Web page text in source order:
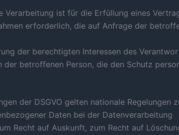
Verarbeitung ist für die Erfüllung eines
erforderlich, die auf Anfrage der
der berechtigten Interessen des
betroffenen Person, die den Schutz
der DSGVO gelten nationale Regelungen
Daten bei der Datenverarbeitung
Recht auf Auskunft, zum Recht auf